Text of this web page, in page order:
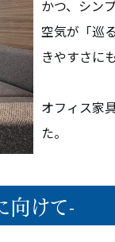
かつ、シン
空気が「巡
きやすさに
オフィス家
た。
向けて-